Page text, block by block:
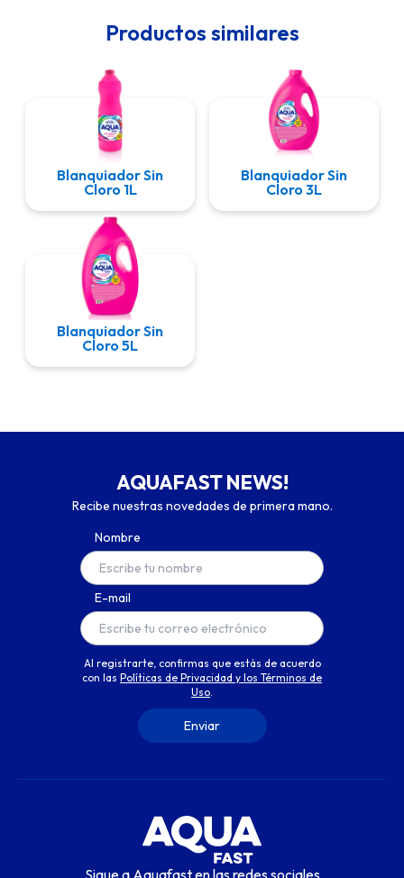
Productos similares
Blanquiador Sin
Cloro 1L
Blanquiador Sin
Cloro 3L
Blanquiador Sin
Cloro 5L
AQUAFAST NEWS!
Recibe nuestras novedades de primera mano.
Nombre
E-mail
Al registrarte, confirmas que estás de acuerdo
con las Políticas de Privacidad y los Términos de
Uso.